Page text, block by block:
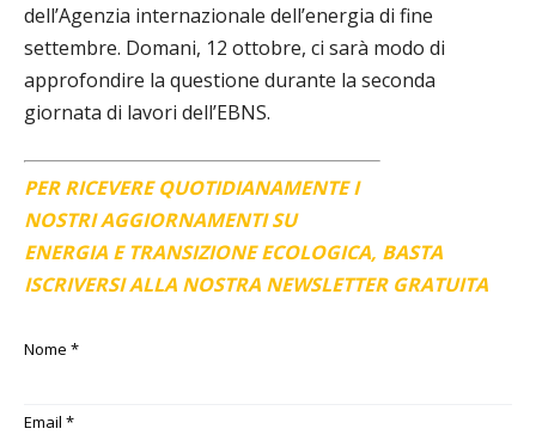
dell’Agenzia internazionale dell’energia di fine
settembre. Domani, 12 ottobre, ci sarà modo di
approfondire la questione durante la seconda
giornata di lavori dell’EBNS.
PER RICEVERE QUOTIDIANAMENTE I
NOSTRI AGGIORNAMENTI SU
ENERGIA E TRANSIZIONE ECOLOGICA, BASTA
ISCRIVERSI ALLA NOSTRA NEWSLETTER GRATUITA
Nome *
Email *